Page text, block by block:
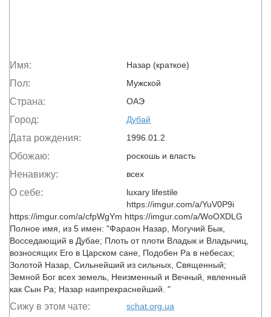
Имя: Назар (краткое)
Пол: Мужской
Страна: ОАЭ
Город: Дубай
Дата рождения: 1996.01.2
Обожаю: роскошь и власть
Ненавижу: всех
О себе:
luxary lifestile
https://imgur.com/a/YuV0P9i
https://imgur.com/a/cfpWgYm https://imgur.com/a/WoOXDLG
Полное имя, из 5 имен: "Фараон Назар, Могучий Бык,
Восседающий в Дубае; Плоть от плоти Владык и Владычиц,
возносящих Его в Царском сане, Подобен Ра в небесах;
Золотой Назар, Сильнейший из сильных, Священный;
Земной Бог всех земель, Неизменный и Вечный, явленный
как Сын Ра; Назар наипрекраснейший. "
Сижу в этом чате: schat.org.ua